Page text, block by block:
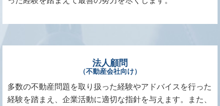
法人顧問
（不動産会社向け）
多数の不動産問題を取り扱った経験やアドバイスを行った
経験を踏まえ、企業活動に適切な指針を与えます。また、